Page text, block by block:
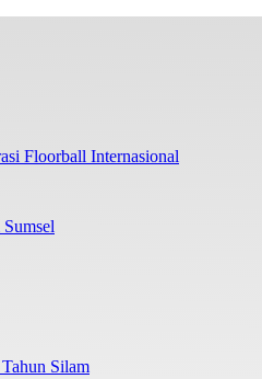
Floorball Internasional
Silam